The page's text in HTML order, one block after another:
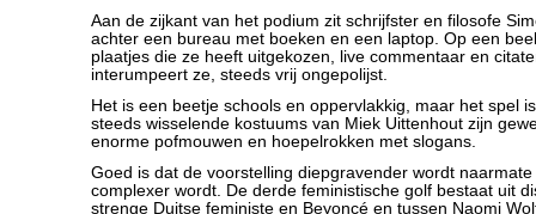
Aan de zijkant van het podium zit schrijfster en filosofe
achter een bureau met boeken en een laptop. Op een
plaatjes die ze heeft uitgekozen, live commentaar en
interumpeert ze, steeds vrij ongepolijst.
Het is een beetje schools en oppervlakkig, maar het spel
steeds wisselende kostuums van Miek Uittenhout zijn
enorme pofmouwen en hoepelrokken met slogans.
Goed is dat de voorstelling diepgravender wordt
complexer wordt. De derde feministische golf bestaat uit
strenge Duitse feministe en Beyoncé en tussen Naomi